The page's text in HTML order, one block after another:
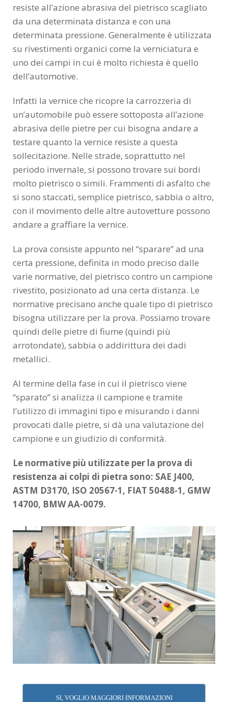
resiste all’azione abrasiva del pietrisco scagliato
da una determinata distanza e con una
determinata pressione. Generalmente è utilizzata
su rivestimenti organici come la verniciatura e
uno dei campi in cui è molto richiesta è quello
dell’automotive.
Infatti la vernice che ricopre la carrozzeria di
un’automobile può essere sottoposta all’azione
abrasiva delle pietre per cui bisogna andare a
testare quanto la vernice resiste a questa
sollecitazione. Nelle strade, soprattutto nel
periodo invernale, si possono trovare sui bordi
molto pietrisco o simili. Frammenti di asfalto che
si sono staccati, semplice pietrisco, sabbia o altro,
con il movimento delle altre autovetture possono
andare a graffiare la vernice.
La prova consiste appunto nel “sparare” ad una
certa pressione, definita in modo preciso dalle
varie normative, del pietrisco contro un campione
rivestito, posizionato ad una certa distanza. Le
normative precisano anche quale tipo di pietrisco
bisogna utilizzare per la prova. Possiamo trovare
quindi delle pietre di fiume (quindi più
arrotondate), sabbia o addirittura dei dadi
metallici.
Al termine della fase in cui il pietrisco viene
“sparato” si analizza il campione e tramite
l’utilizzo di immagini tipo e misurando i danni
provocati dalle pietre, si dà una valutazione del
campione e un giudizio di conformità.
Le normative più utilizzate per la prova di
resistenza ai colpi di pietra sono: SAE J400,
ASTM D3170, ISO 20567-1, FIAT 50488-1, GMW
14700, BMW AA-0079.
SI, VOGLIO MAGGIORI INFORMAZIONI